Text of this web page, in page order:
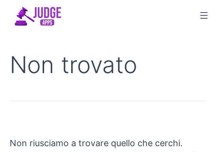
Non trovato
Non riusciamo a trovare quello che cerchi.